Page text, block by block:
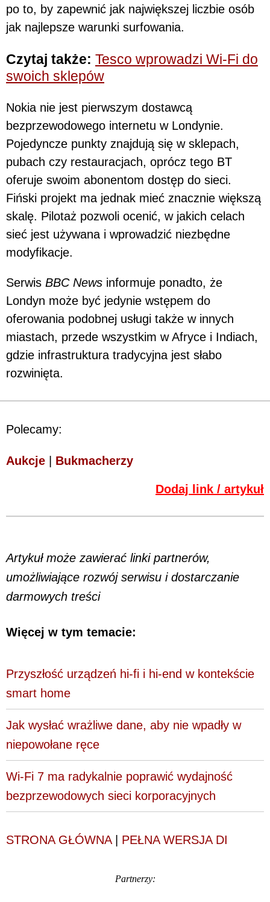
po to, by zapewnić jak największej liczbie osób
jak najlepsze warunki surfowania.
Czytaj także: Tesco wprowadzi Wi-Fi do
swoich sklepów
Nokia nie jest pierwszym dostawcą
bezprzewodowego internetu w Londynie.
Pojedyncze punkty znajdują się w sklepach,
pubach czy restauracjach, oprócz tego BT
oferuje swoim abonentom dostęp do sieci.
Fiński projekt ma jednak mieć znacznie większą
skalę. Pilotaż pozwoli ocenić, w jakich celach
sieć jest używana i wprowadzić niezbędne
modyfikacje.
Serwis BBC News informuje ponadto, że
Londyn może być jedynie wstępem do
oferowania podobnej usługi także w innych
miastach, przede wszystkim w Afryce i Indiach,
gdzie infrastruktura tradycyjna jest słabo
rozwinięta.
Polecamy:
Aukcje Bukmacherzy
Dodaj link / artykuł
Artykuł może zawierać linki partnerów,
umożliwiające rozwój serwisu i dostarczanie
darmowych treści
Więcej w tym temacie:
Przyszłość urządzeń hi-fi i hi-end w kontekście
smart home
Jak wysłać wrażliwe dane, aby nie wpadły w
niepowołane ręce
Wi-Fi 7 ma radykalnie poprawić wydajność
bezprzewodowych sieci korporacyjnych
STRONA GŁÓWNA| PEŁNA WERSJA DI
Partnerzy: